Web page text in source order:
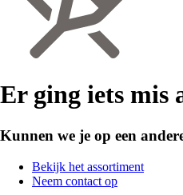
Er ging iets mis
Kunnen we je op een
Bekijk het assortiment
Neem contact op